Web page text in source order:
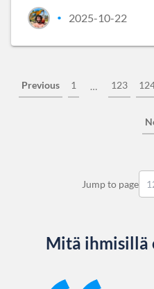
• 2025-10-22
Previous 1 … 123
Jump to page
Mitä ihmisillä